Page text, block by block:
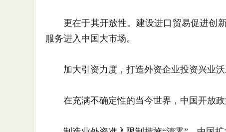
更在于其开放性。建设进口贸易促进创新
服务进入中国大市场。
加大引资力度，打造外资企业投资兴业沃
在充满不确定性的当今世界，中国开放政